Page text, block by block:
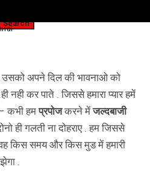
अपने दिल की भावनाओ को
नही कर पाते . जिससे हमारा प्यार हमें
– कभी हमप्रपोजकरने मेंजल्दबाजी
ही गलती ना दोहराए . हम जिससे
किस समय और किस मुड में हमारी
.